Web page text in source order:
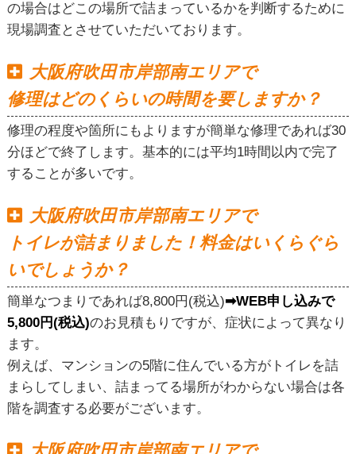
の場合はどこの場所で詰まっているかを判断するために
現場調査とさせていただいております。
大阪府吹田市岸部南エリアで
修理はどのくらいの時間を要しますか？
修理の程度や箇所にもよりますが簡単な修理であれば30
分ほどで終了します。基本的には平均1時間以内で完了
することが多いです。
大阪府吹田市岸部南エリアで
トイレが詰まりました！料金はいくらぐら
いでしょうか？
簡単なつまりであれば8,800円(税込)➡WEB申し込みで
5,800円(税込)のお見積もりですが、症状によって異なり
ます。
例えば、マンションの5階に住んでいる方がトイレを詰
まらしてしまい、詰まってる場所がわからない場合は各
階を調査する必要がございます。